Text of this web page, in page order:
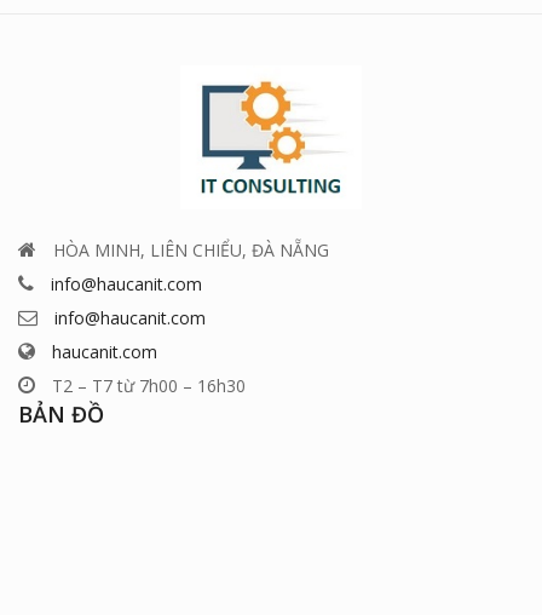
HÒA MINH, LIÊN CHIỂU, ĐÀ NẴNG
info@haucanit.com
info@haucanit.com
haucanit.com
T2 – T7 từ 7h00 – 16h30
BẢN ĐỒ